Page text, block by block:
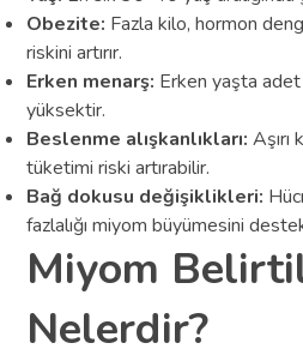
Obezite: Fazla kilo, hormon
riskini artırır.
Erken menarş: Erken yaşta
yüksektir.
Beslenme alışkanlıkları: Aşırı
tüketimi riski artırabilir.
Bağ dokusu değişiklikleri:
fazlalığı miyom büyümesini
Miyom
Nelerdir?